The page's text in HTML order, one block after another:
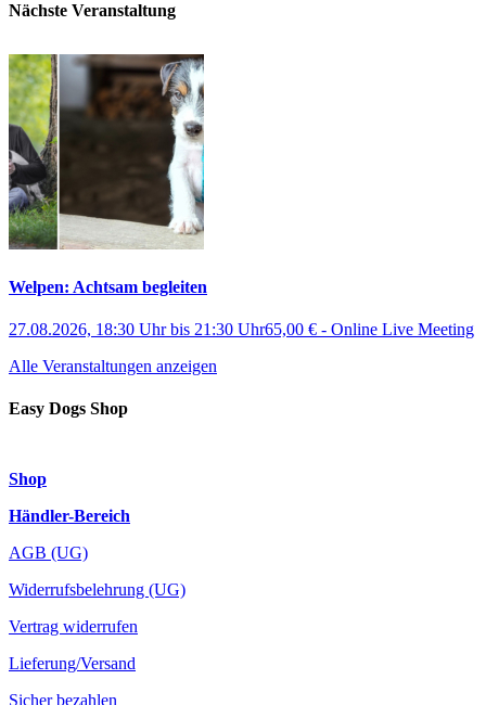
Nächste Veranstaltung
Welpen: Achtsam begleiten
27.08.2026, 18:30 Uhrbis 21:30 Uhr65,00 € - Online Live Meeting
Alle Veranstaltungen anzeigen
Easy Dogs Shop
Shop
Händler-Bereich
AGB (UG)
Widerrufsbelehrung (UG)
Vertrag widerrufen
Lieferung/Versand
Sicher bezahlen